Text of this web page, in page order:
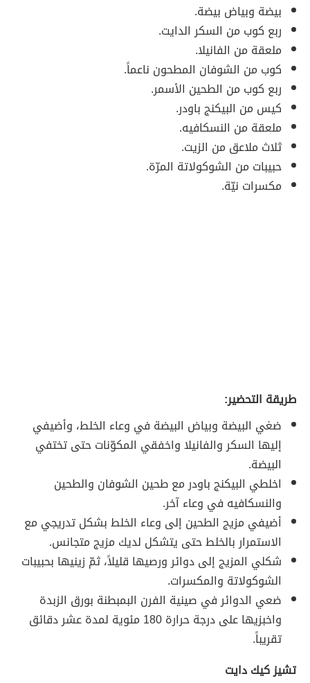
بيضة وبياض بيضة.
ربع كوب من السكر الدايت.
ملعقة من الفانيلا.
كوب من الشوفان المطحون ناعماً.
ربع كوب من الطحين الأسمر.
كيس من البيكنج باودر.
ملعقة من النسكافيه.
ثلاث ملاعق من الزيت.
حبيبات من الشوكولاتة المرّة.
مكسرات نيّة.
طريقة التحضير:
ضغي البيضة وبياض البيضة في وعاء الخلط، وأضيفي
إليها السكر والفانيلا واخفقي المكوّنات حتى تختفي
البيضة.
اخلطي البيكنج باودر مع طحين الشوفان والطحين
والنسكافيه في وعاء آخر.
أضيفي مزيج الطحين إلى وعاء الخلط بشكل تدريجي مع
الاستمرار بالخلط حتى يتشكل لديك مزيج متجانس.
شكلي المزيج إلى دوائر ورصيها قليلاً، ثمّ زينيها بحبيبات
الشوكولاتة والمكسرات.
ضعي الدوائر في صينية الفرن البمبطنة بورق الزبدة
واخبزيها على درجة حرارة 180 مئوية لمدة عشر دقائق
تقريباً.
تشيز كيك دايت